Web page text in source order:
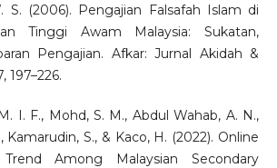
S. (2006). Pengajian Falsafah Islam di
Tinggi Awam Malaysia: Sukatan,
Pengajian. Afkar: Jurnal Akidah &
197–226.
I. F., Mohd, S. M., Abdul Wahab, A. N.,
Kamarudin, S., & Kaco, H. (2022). Online
Among Malaysian Secondary